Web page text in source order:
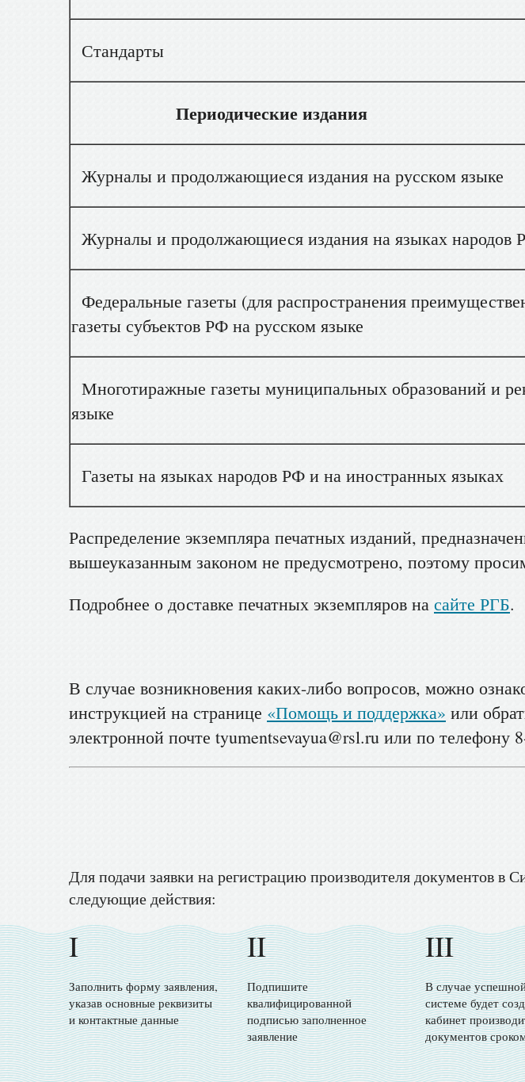
Стандарты
Периодические издания
Журналы и продолжающиеся издания на русском языке
Журналы и продолжающиеся издания на языках народов
Федеральные газеты (для распространения
газеты субъектов РФ на русском языке
Многотиражные газеты муниципальных образований и
языке
Газеты на языках народов РФ и на иностранных языках
Распределение экземпляра печатных изданий,
вышеуказанным законом не предусмотрено, поэтому
Подробнее о доставке печатных экземпляров на сайте РГБ.
В случае возникновения каких-либо вопросов, можно
инструкцией на странице «Помощь и поддержка» или
электронной почте tyumentsevayua@rsl.ru или по телефону
Для подачи заявки на регистрацию производителя документов в
следующие действия:
I
Заполнить форму заявления,
указав основные реквизиты
и контактные данные
II
Подпишите
квалифицированной
подписью заполненное
заявление
III
В случае
системе будет
кабинет
документов